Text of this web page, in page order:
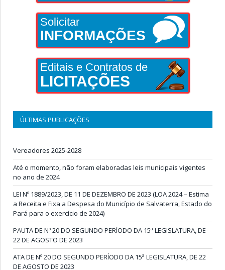
Solicitar
INFORMAÇÕES
Editais e Contratos de
LICITAÇÕES
ÚLTIMAS PUBLICAÇÕES
Vereadores 2025-2028
Até o momento, não foram elaboradas leis municipais vigentes
no ano de 2024
LEI Nº 1889/2023, DE 11 DE DEZEMBRO DE 2023 (LOA 2024 – Estima
a Receita e Fixa a Despesa do Município de Salvaterra, Estado do
Pará para o exercício de 2024)
PAUTA DE Nº 20 DO SEGUNDO PERÍODO DA 15ª LEGISLATURA, DE
22 DE AGOSTO DE 2023
ATA DE Nº 20 DO SEGUNDO PERÍODO DA 15ª LEGISLATURA, DE 22
DE AGOSTO DE 2023